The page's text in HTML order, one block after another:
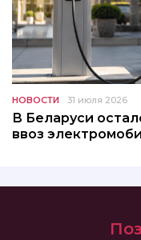
НОВОСТИ 31 июля 2026
В Беларуси
ввоз